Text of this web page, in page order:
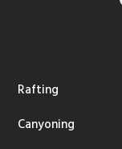
Rafting
Canyoning